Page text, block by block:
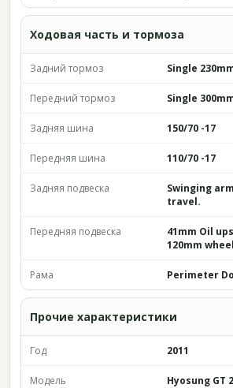
Ходовая часть и тормоза
Задний тормоз Single
Передний тормоз Single
Задняя шина 150/70 -17
Передняя шина 110/70 -17
Задняя подвеска
Swinging
travel.
Передняя подвеска
41mm Oil
120mm
Рама Perimeter
Прочие характеристики
Год 2011
Модель Hyosung GT